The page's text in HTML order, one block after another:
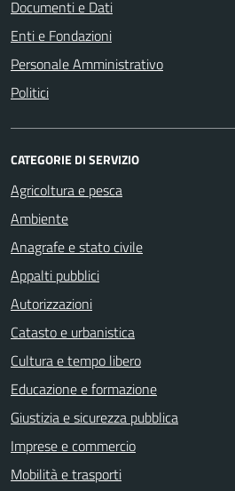
Documenti e Dati
Enti e Fondazioni
Personale Amministrativo
Politici
CATEGORIE DI SERVIZIO
Agricoltura e pesca
Ambiente
Anagrafe e stato civile
Appalti pubblici
Autorizzazioni
Catasto e urbanistica
Cultura e tempo libero
Educazione e formazione
Giustizia e sicurezza pubblica
Imprese e commercio
Mobilità e trasporti